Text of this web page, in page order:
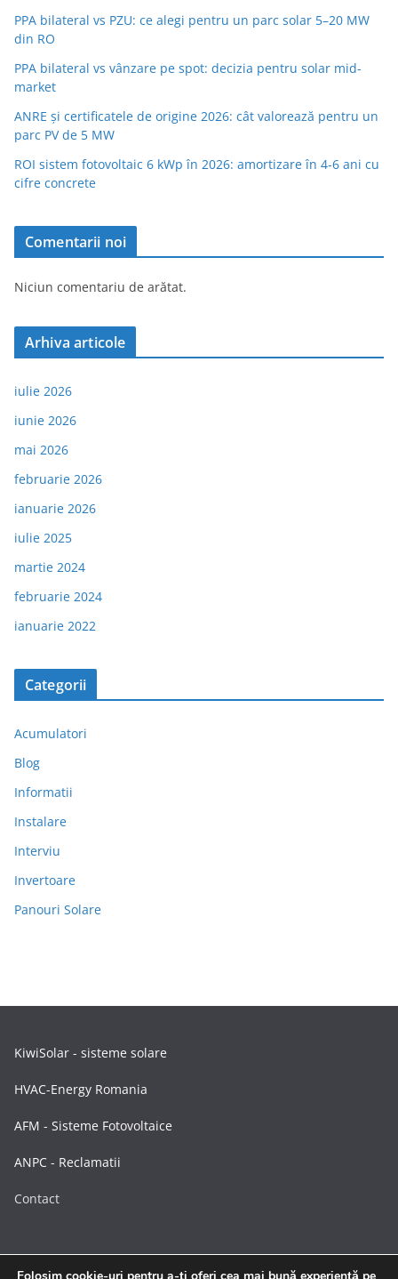
PPA bilateral vs PZU: ce alegi pentru un parc solar 5–20 MW
din RO
PPA bilateral vs vânzare pe spot: decizia pentru solar mid-
market
ANRE și certificatele de origine 2026: cât valorează pentru un
parc PV de 5 MW
ROI sistem fotovoltaic 6 kWp în 2026: amortizare în 4-6 ani cu
cifre concrete
Comentarii noi
Niciun comentariu de arătat.
Arhiva articole
iulie 2026
iunie 2026
mai 2026
februarie 2026
ianuarie 2026
iulie 2025
martie 2024
februarie 2024
ianuarie 2022
Categorii
Acumulatori
Blog
Informatii
Instalare
Interviu
Invertoare
Panouri Solare
KiwiSolar - sisteme solare
HVAC-Energy Romania
AFM - Sisteme Fotovoltaice
ANPC - Reclamatii
Contact